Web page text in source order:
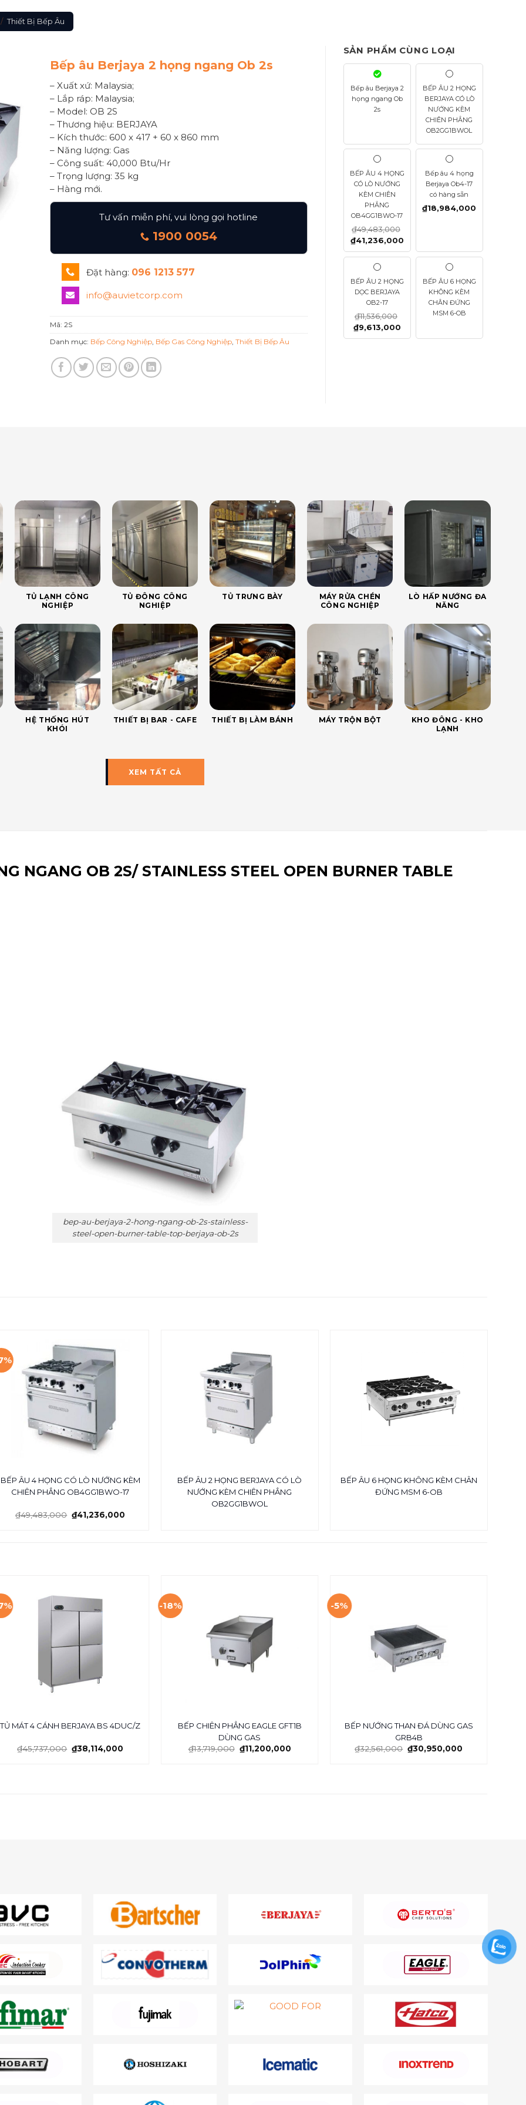
/ Thiết Bị Bếp Âu
Bếp âu Berjaya 2 họng ngang Ob 2s
– Xuất xứ: Malaysia;
– Lắp ráp: Malaysia;
– Model: OB 2S
– Thương hiệu: BERJAYA
– Kích thước: 600 x 417 + 60 x 860 mm
– Năng lượng: Gas
– Công suất: 40,000 Btu/Hr
– Trọng lượng: 35 kg
– Hàng mới.
Tư vấn miễn phí, vui lòng gọi hotline
1900 0054
Đặt hàng: 096 1213 577
info@auvietcorp.com
Mã:2S
Danh mục: Bếp Công Nghiệp Bếp Gas Công Nghiệp ,Thiết Bị Bếp Âu
SẢN PHẨM CÙNG LOẠI
Bếp âu Berjaya 2
họng ngang Ob
2s
BẾP ÂU 2 HỌNG
BERJAYA CÓ LÒ
NƯỚNG KÈM
CHIÊN PHẲNG
OB2GG1BWOL
BẾP ÂU 4 HỌNG
CÓ LÒ NƯỚNG
KÈM CHIÊN
PHẲNG
OB4GG1BWO-17
₫49,483,000
₫41,236,000
Bếp âu 4 họng
Berjaya Ob4-17
có hàng sẵn
₫18,984,000
BẾP ÂU 2 HỌNG
DỌC BERJAYA
OB2-17
₫11,536,000
₫9,613,000
BẾP ÂU 6 HỌNG
KHÔNG KÈM
CHÂN ĐỨNG
MSM 6-OB
TỦ LẠNH CÔNG
NGHIỆP
TỦ ĐÔNG CÔNG
NGHIỆP
TỦ TRƯNG BÀY
MÁY RỬA CHÉN
CÔNG NGHIỆP
LÒ HẤP NƯỚNG ĐA
NĂNG
HỆ THỐNG HÚT
KHÓI
THIẾT BỊ BAR - CAFE THIẾT BỊ LÀM BÁNH MÁY TRỘN BỘT
KHO ĐÔNG - KHO
LẠNH
XEM TẤT CẢ
NGANG OB 2S/ STAINLESS STEEL OPEN BURNER TABLE
bep-au-berjaya-2-hong-ngang-ob-2s-stainless-
steel-open-burner-table-top-berjaya-ob-2s
BẾP ÂU 4 HỌNG CÓ LÒ NƯỚNG KÈM
CHIÊN PHẲNG OB4GG1BWO-17
₫49,483,000 ₫41,236,000
BẾP ÂU 2 HỌNG BERJAYA CÓ LÒ
NƯỚNG KÈM CHIÊN PHẲNG
OB2GG1BWOL
BẾP ÂU 6 HỌNG KHÔNG KÈM CHÂN
ĐỨNG MSM 6-OB
TỦ MÁT 4 CÁNH BERJAYA BS 4DUC/Z
₫45,737,000 ₫38,114,000
-18%
BẾP CHIÊN PHẲNG EAGLE GFT1B
DÙNG GAS
₫13,719,000 ₫11,200,000
-5%
BẾP NƯỚNG THAN ĐÁ DÙNG GAS
GRB4B
₫32,561,000 ₫30,950,000